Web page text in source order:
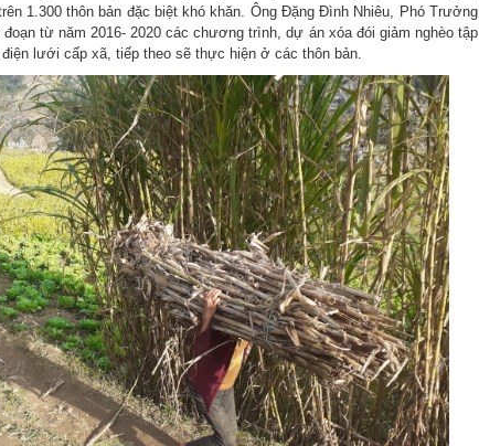
1.300 thôn bản đặc biệt khó khăn. Ông Đặng Đình Nhiêu, Phó Trưởng
từ năm 2016- 2020 các chương trình, dự án xóa đói giảm nghèo tập
lưới cấp xã, tiếp theo sẽ thực hiện ở các thôn bản.